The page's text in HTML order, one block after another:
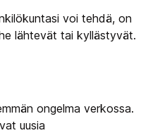
voi tehdä, on
lähtevät tai kyllästyvät.
ongelma verkossa.
uusia